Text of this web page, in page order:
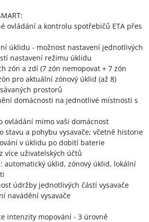
ovládání a kontrolu spotřebičů ETA přes
úklidu - možnost nastavení jednotlivých
nastavení režimu úklidu
zón a zdí (7 zón nemopovat + 7 zón
pro aktuální zónový úklid (až 8)
prostorů
domácnosti na jednotlivé místnosti s
ovládání mimo vaši domácnost
stavu a pohybu vysavače; včetně historie
v úklidu po dobití baterie
více uživatelských účtů
automatický úklid, zónový úklid, lokální
údržby jednotlivých částí vysavače
navádění vysavače
intenzity mopování - 3 úrovně